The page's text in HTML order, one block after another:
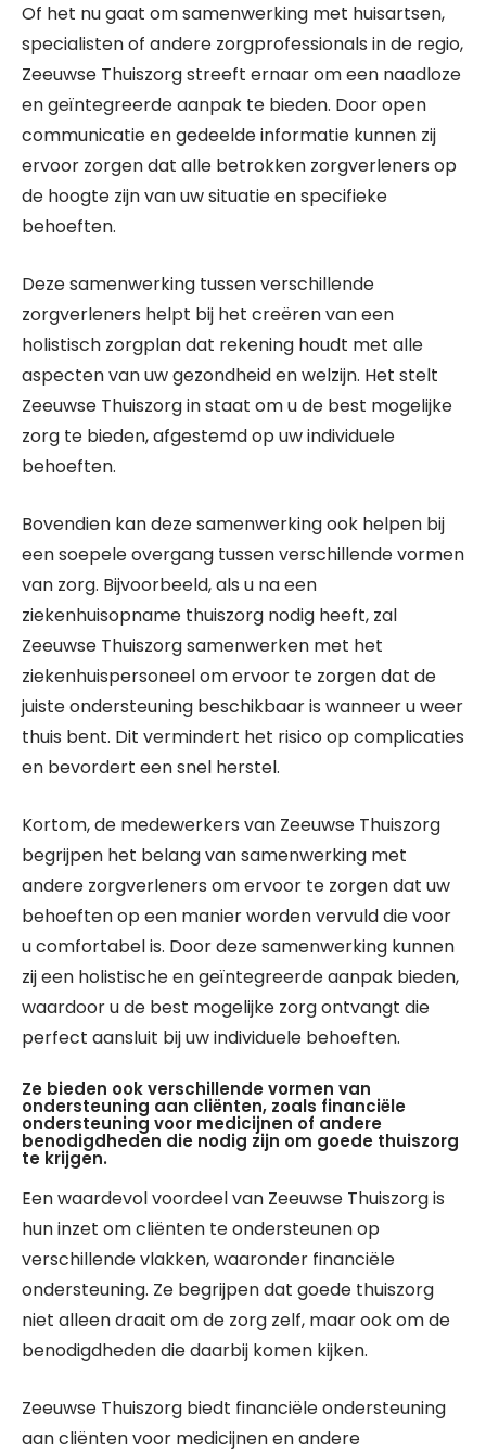
Of het nu gaat om samenwerking met huisartsen,
specialisten of andere zorgprofessionals in de regio,
Zeeuwse Thuiszorg streeft ernaar om een naadloze
en geïntegreerde aanpak te bieden. Door open
communicatie en gedeelde informatie kunnen zij
ervoor zorgen dat alle betrokken zorgverleners op
de hoogte zijn van uw situatie en specifieke
behoeften.
Deze samenwerking tussen verschillende
zorgverleners helpt bij het creëren van een
holistisch zorgplan dat rekening houdt met alle
aspecten van uw gezondheid en welzijn. Het stelt
Zeeuwse Thuiszorg in staat om u de best mogelijke
zorg te bieden, afgestemd op uw individuele
behoeften.
Bovendien kan deze samenwerking ook helpen bij
een soepele overgang tussen verschillende vormen
van zorg. Bijvoorbeeld, als u na een
ziekenhuisopname thuiszorg nodig heeft, zal
Zeeuwse Thuiszorg samenwerken met het
ziekenhuispersoneel om ervoor te zorgen dat de
juiste ondersteuning beschikbaar is wanneer u weer
thuis bent. Dit vermindert het risico op complicaties
en bevordert een snel herstel.
Kortom, de medewerkers van Zeeuwse Thuiszorg
begrijpen het belang van samenwerking met
andere zorgverleners om ervoor te zorgen dat uw
behoeften op een manier worden vervuld die voor
u comfortabel is. Door deze samenwerking kunnen
zij een holistische en geïntegreerde aanpak bieden,
waardoor u de best mogelijke zorg ontvangt die
perfect aansluit bij uw individuele behoeften.
Ze bieden ook verschillende vormen van
ondersteuning aan cliënten, zoals financiële
ondersteuning voor medicijnen of andere
benodigdheden die nodig zijn om goede thuiszorg
te krijgen.
Een waardevol voordeel van Zeeuwse Thuiszorg is
hun inzet om cliënten te ondersteunen op
verschillende vlakken, waaronder financiële
ondersteuning. Ze begrijpen dat goede thuiszorg
niet alleen draait om de zorg zelf, maar ook om de
benodigdheden die daarbij komen kijken.
Zeeuwse Thuiszorg biedt financiële ondersteuning
aan cliënten voor medicijnen en andere